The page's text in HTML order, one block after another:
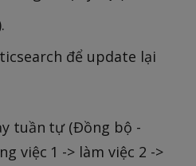
để update lại
tuần tự (Đồng bộ -
việc 1 -> làm việc 2 ->